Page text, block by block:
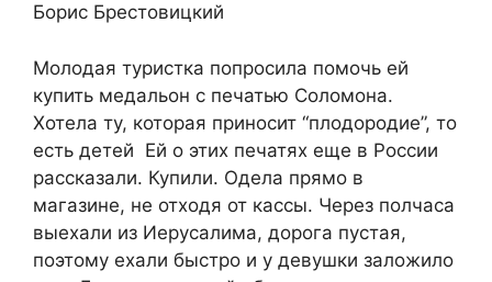
Борис Брестовицкий
Молодая туристка попросила помочь ей
купить медальон с печатью Соломона.
Хотела ту, которая приносит “плодородие”, то
есть детей Ей о этих печатях еще в России
рассказали. Купили. Одела прямо в
магазине, не отходя от кассы. Через полчаса
выехали из Иерусалима, дорога пустая,
поэтому ехали быстро и у девушки заложило